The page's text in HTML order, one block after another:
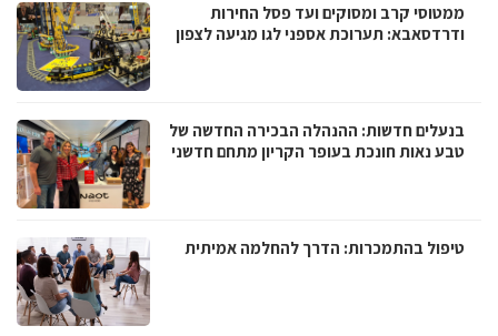
ממטוסי קרב ומסוקים ועד פסל החירות
ודרדסאבא: תערוכת אספני לגו מגיעה לצפון
בנעלים חדשות: ההנהלה הבכירה החדשה של
טבע נאות חונכת בעופר הקריון מתחם חדשני
טיפול בהתמכרות: הדרך להחלמה אמיתית